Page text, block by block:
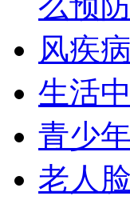
生活
青少
老人